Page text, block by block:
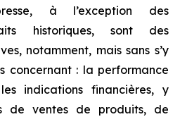
à l’exception des
historiques, sont des
notamment, mais sans s’y
concernant : la performance
indications financières, y
de ventes de produits, de